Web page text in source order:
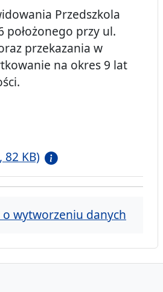
Przedszkola
położonego przy ul.
przekazania w
na okres 9 lat
KB)
wytworzeniu danych